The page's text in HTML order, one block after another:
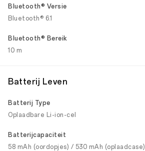
Bluetooth® Versie
Bluetooth® 6.1
Bluetooth® Bereik
10 m
Batterij Leven
Batterij Type
Oplaadbare Li-ion-cel
Batterijcapaciteit
58 mAh (oordopjes) / 530 mAh (oplaadcase)